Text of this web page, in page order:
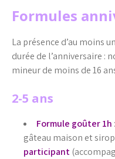
Formules
La présence d’au moins
durée de l’anniversaire :
mineur de moins de 16
2-5 ans
Formule goûter 1h
gâteau maison et
participant